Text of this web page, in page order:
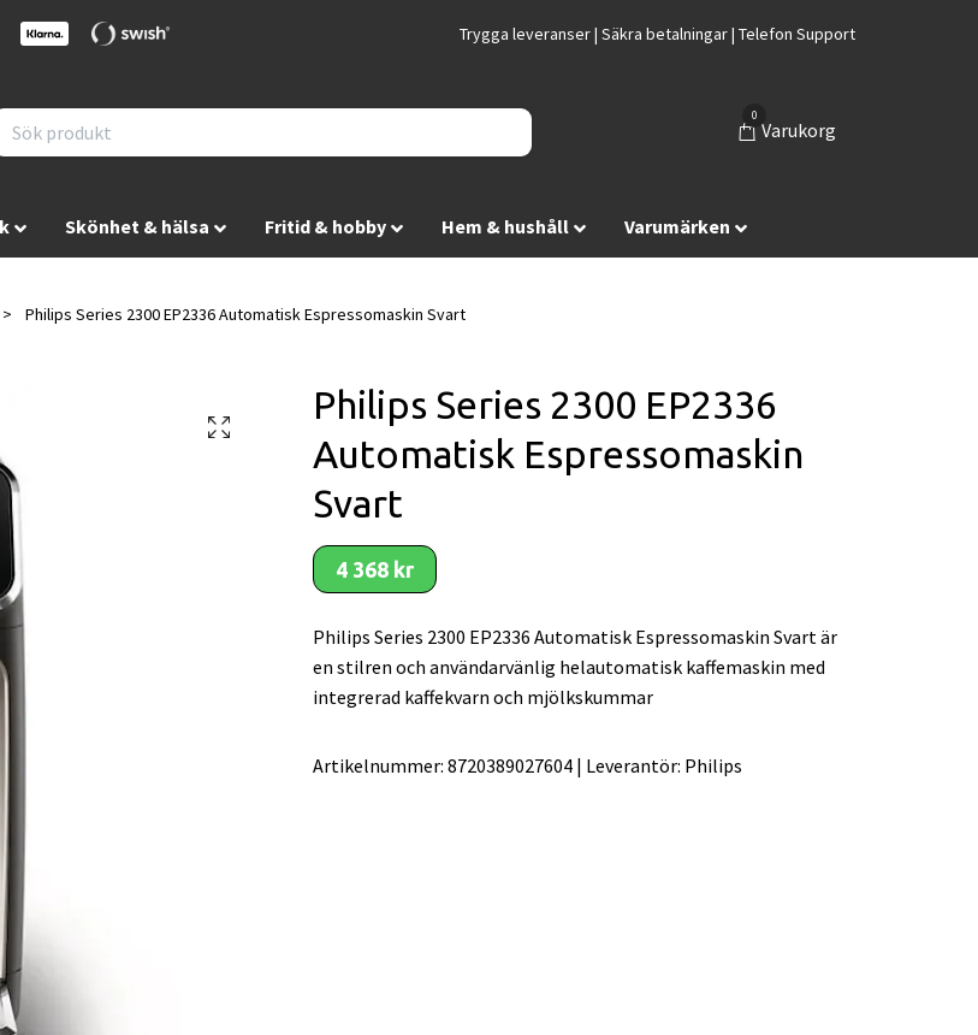
Trygga leveranser | Säkra betalningar | Telefon Support
0
Varukorg
Skönhet & hälsa Fritid & hobby Hem & hushåll Varumärken
Philips Series 2300 EP2336 Automatisk Espressomaskin Svart
Philips Series 2300 EP2336
Automatisk Espressomaskin
Svart
4 368 kr
Philips Series 2300 EP2336 Automatisk Espressomaskin Svart är
en stilren och användarvänlig helautomatisk kaffemaskin med
integrerad kaffekvarn och mjölkskummar
Artikelnummer: 8720389027604 | Leverantör: Philips